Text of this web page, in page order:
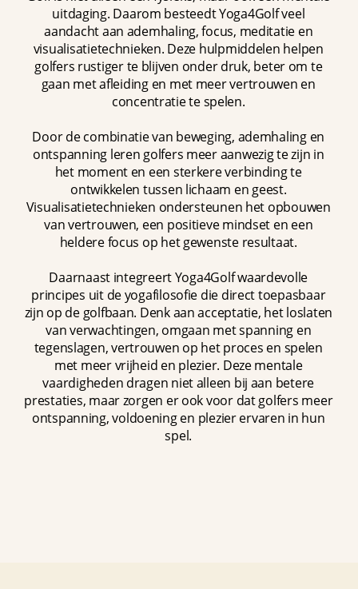
uitdaging. Daarom besteedt Yoga4Golf veel
aandacht aan ademhaling, focus, meditatie en
visualisatietechnieken. Deze hulpmiddelen helpen
golfers rustiger te blijven onder druk, beter om te
gaan met afleiding en met meer vertrouwen en
concentratie te spelen.
Door de combinatie van beweging, ademhaling en
ontspanning leren golfers meer aanwezig te zijn in
het moment en een sterkere verbinding te
ontwikkelen tussen lichaam en geest.
Visualisatietechnieken ondersteunen het opbouwen
van vertrouwen, een positieve mindset en een
heldere focus op het gewenste resultaat.
Daarnaast integreert Yoga4Golf waardevolle
principes uit de yogafilosofie die direct toepasbaar
zijn op de golfbaan. Denk aan acceptatie, het loslaten
van verwachtingen, omgaan met spanning en
tegenslagen, vertrouwen op het proces en spelen
met meer vrijheid en plezier. Deze mentale
vaardigheden dragen niet alleen bij aan betere
prestaties, maar zorgen er ook voor dat golfers meer
ontspanning, voldoening en plezier ervaren in hun
spel.